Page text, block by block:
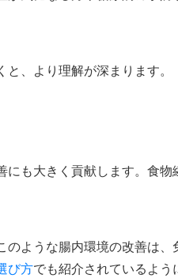
、より理解が深まります。
も大きく貢献します。食
ような腸内環境の改善は
び方でも紹介されているよう